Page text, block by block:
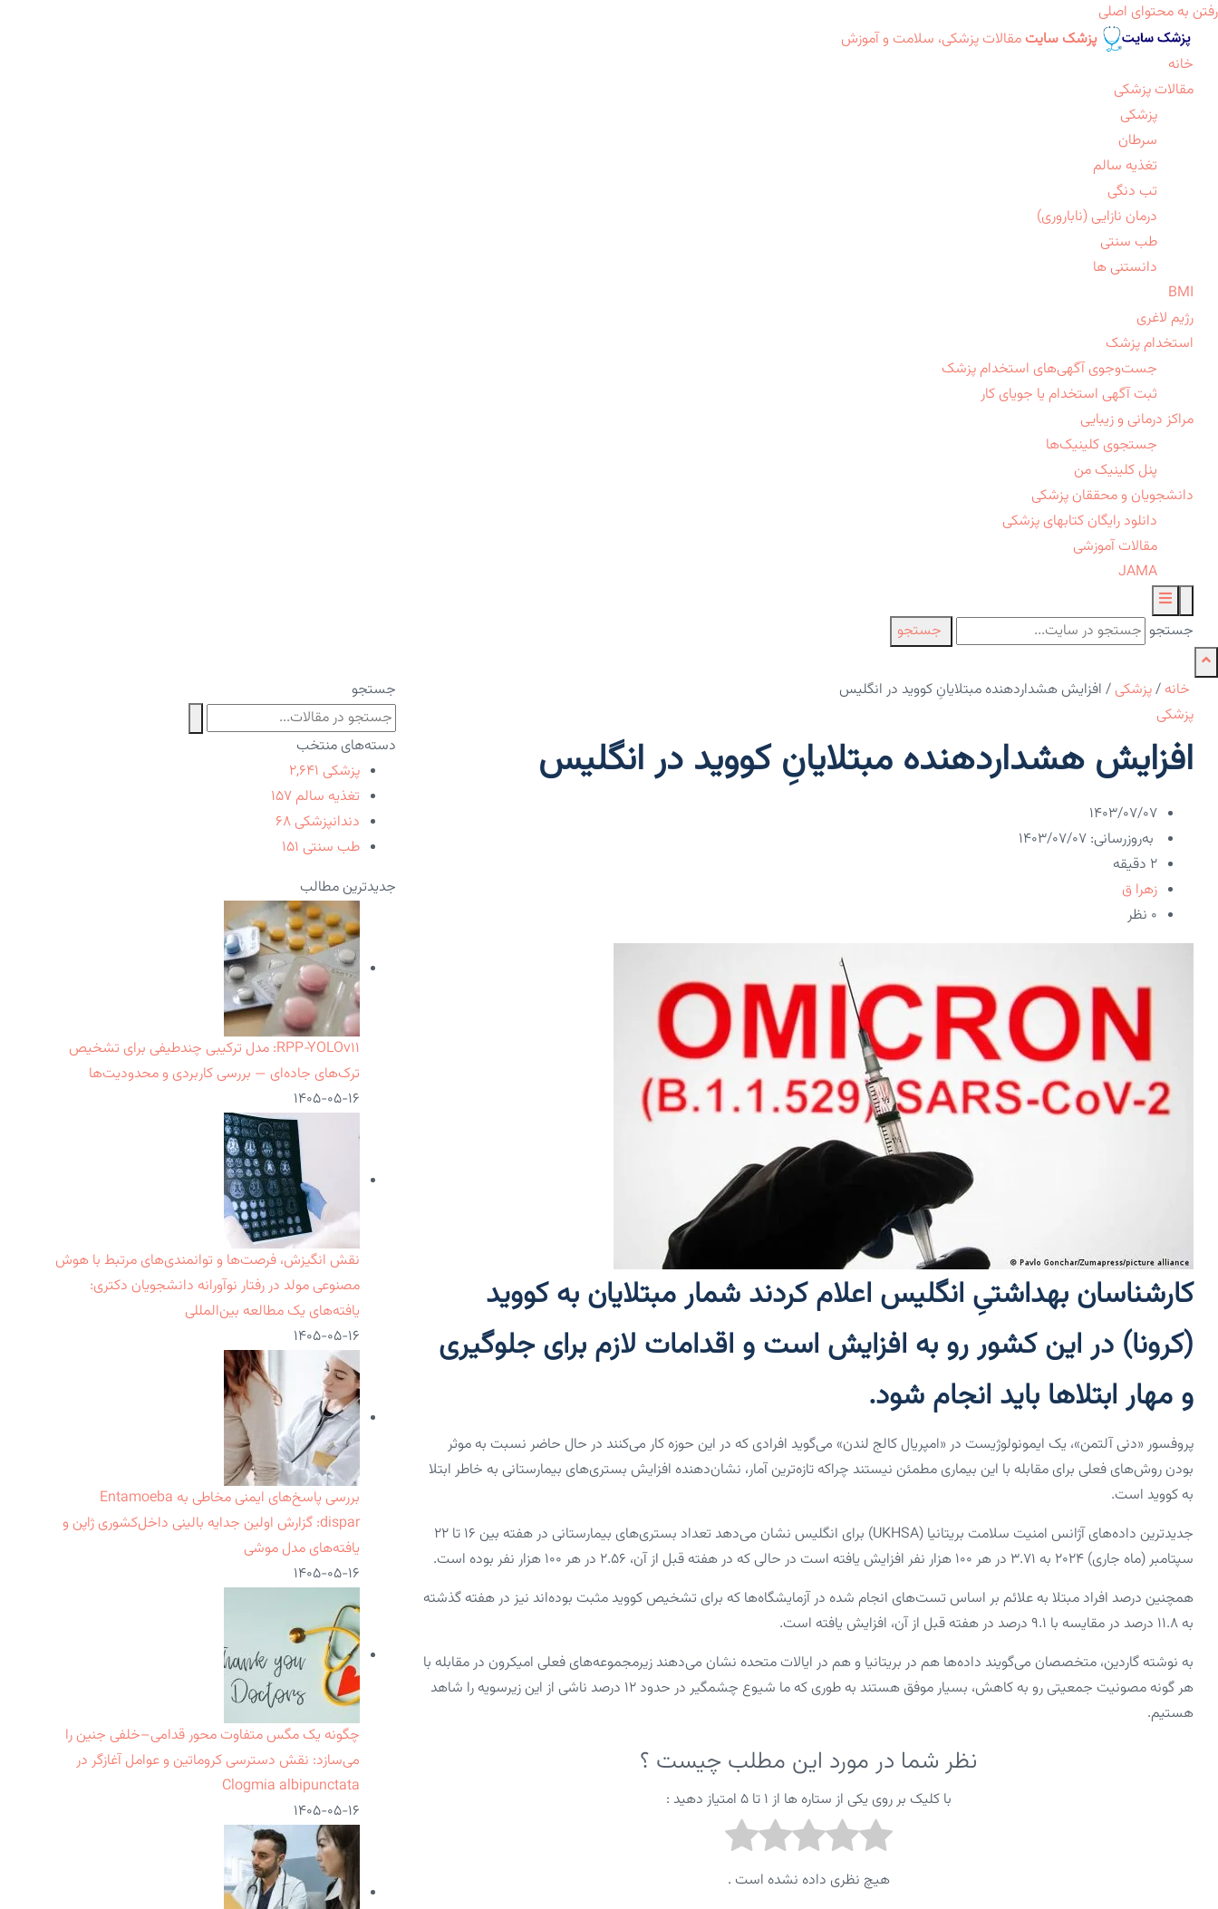
رفتن به محتوای اصلی
پزشک سایت مقالات پزشکی، سلامت و آموزش
خانه
مقالات پزشکی
پزشکی
سرطان
تغذیه سالم
تب دنگی
درمان نازایی (ناباروری)
طب سنتی
دانستنی ها
BMI
رژیم لاغری
استخدام پزشک
جست‌وجوی آگهی‌های استخدام پزشک
ثبت آگهی استخدام یا جویای کار
مراکز درمانی و زیبایی
جستجوی کلینیک‌ها
پنل کلینیک من
دانشجویان و محققان پزشکی
دانلود رایگان کتابهای پزشکی
مقالات آموزشی
JAMA
جستجو جستجو
خانه /پزشکی / افزایش هشداردهنده مبتلایانِ کووید در انگلیس
پزشکی
افزایش هشداردهنده مبتلایانِ کووید در انگلیس
۱۴۰۳/۰۷/۰۷
به‌روزرسانی: ۱۴۰۳/۰۷/۰۷
2 دقیقه
زهرا ق
۰ نظر
کارشناسان بهداشتیِ انگلیس اعلام کردند شمار مبتلایان به کووید
(کرونا) در این کشور رو به افزایش است و اقدامات لازم برای جلوگیری
و مهار ابتلاها باید انجام شود.
پروفسور «دنی آلتمن»، یک ایمونولوژیست در «امپریال کالج لندن» می‌گوید افرادی که در این حوزه کار می‌کنند در حال حاضر نسبت به موثر
بودن روش‌های فعلی برای مقابله با این بیماری مطمئن نیستند چراکه تازه‌ترین آمار، نشان‌دهنده افزایش بستری‌های بیمارستانی به خاطر ابتلا
به کووید است.
جدیدترین داده‌های آژانس امنیت سلامت بریتانیا (UKHSA) برای انگلیس نشان می‌دهد تعداد بستری‌های بیمارستانی در هفته بین ۱۶ تا ۲۲
سپتامبر (ماه جاری) ۲۰۲۴ به ۳.۷۱ در هر ۱۰۰ هزار نفر افزایش یافته است در حالی که در هفته قبل از آن، ۲.۵۶ در هر ۱۰۰ هزار نفر بوده است.
همچنین درصد افراد مبتلا به علائم بر اساس تست‌های انجام شده در آزمایشگاه‌ها که برای تشخیص کووید مثبت بوده‌اند نیز در هفته گذشته
به ۱۱.۸ درصد در مقایسه با ۹.۱ درصد در هفته قبل از آن، افزایش یافته است.
به نوشته گاردین، متخصصان می‌گویند داده‌ها هم در بریتانیا و هم در ایالات متحده نشان می‌دهند زیرمجموعه‌های فعلی امیکرون در مقابله با
هر گونه مصونیت جمعیتی رو به کاهش، بسیار موفق هستند به طوری که ما شیوع چشمگیر در حدود ۱۲ درصد ناشی از این زیرسویه را شاهد
هستیم.
نظر شما در مورد این مطلب چیست ؟
با کلیک بر روی یکی از ستاره ها از ۱ تا ۵ امتیاز دهید :
هیچ نظری داده نشده است .
جستجو
دسته‌های منتخب
پزشکی ۲,۶۴۱
تغذیه سالم ۱۵۷
دندانپزشکی ۶۸
طب سنتی ۱۵۱
جدیدترین مطالب
RPP‑YOLOv۱۱: مدل ترکیبی چندطیفی برای تشخیص
ترک‌های جاده‌ای — بررسی کاربردی و محدودیت‌ها
۱۴۰۵-۰۵-۱۶
نقش انگیزش، فرصت‌ها و توانمندی‌های مرتبط با هوش
مصنوعی مولد در رفتار نوآورانه دانشجویان دکتری:
یافته‌های یک مطالعه بین‌المللی
۱۴۰۵-۰۵-۱۶
بررسی پاسخ‌های ایمنی مخاطی به Entamoeba
dispar: گزارش اولین جدایه بالینی داخل‌کشوری ژاپن و
یافته‌های مدل موشی
۱۴۰۵-۰۵-۱۶
چگونه یک مگس متفاوت محور قدامی–خلفی جنین را
می‌سازد: نقش دسترسی کروماتین و عوامل آغازگر در
Clogmia albipunctata
۱۴۰۵-۰۵-۱۶